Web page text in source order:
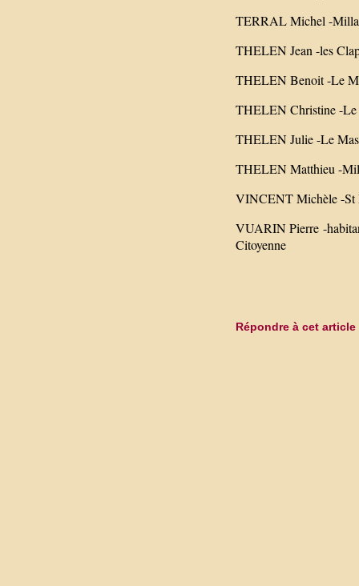
TERRAL Michel -
THELEN Jean -les
THELEN Benoit -Le
THELEN Christine -Le
THELEN Julie -Le
THELEN Matthieu -
VINCENT Michèle -St
VUARIN Pierre -
Citoyenne
Répondre à cet article